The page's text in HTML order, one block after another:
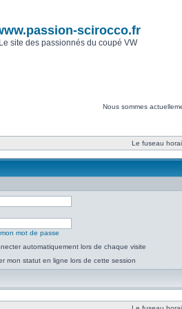
scirocco.fr
Le site des passionnés du coupé VW
Nous sommes
Le fuseau
mot de passe
automatiquement lors de chaque visite
mon statut en ligne lors de cette session